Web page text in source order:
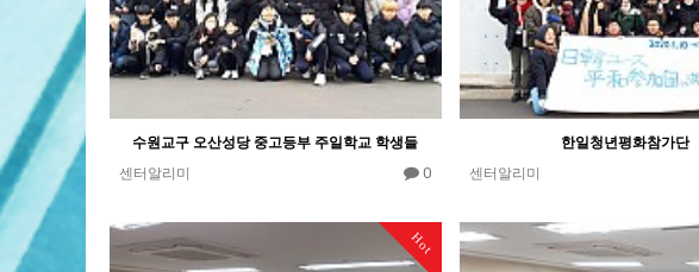
수원교구 오산성당 중고등부 주일학교 학생들
센터알리미
0
한일청년평화참가단
센터알리미
Hot